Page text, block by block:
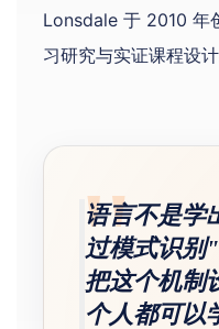
Lonsdale 于 2010 年
习研究与实证课程设计
"
语言不是学
过模式识别
把这个机制
个人都可以